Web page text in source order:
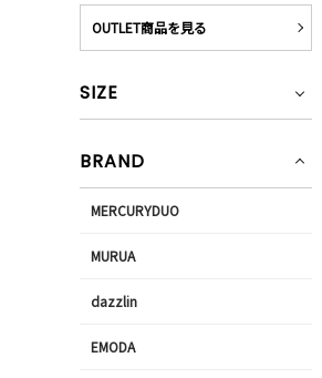
OUTLET商品を見る
SIZE
BRAND
MERCURYDUO
MURUA
dazzlin
EMODA